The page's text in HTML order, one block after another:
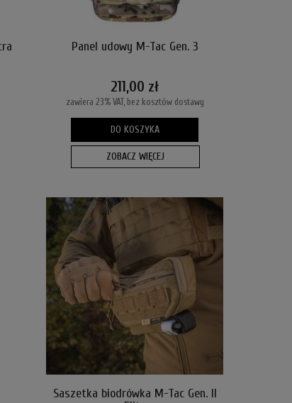
Panel udowy M-Tac Gen. 3
211,00 zł
zawiera 23% VAT, bez kosztów dostawy
DO KOSZYKA
ZOBACZ WIĘCEJ
Saszetka biodrówka M-Tac Gen. II